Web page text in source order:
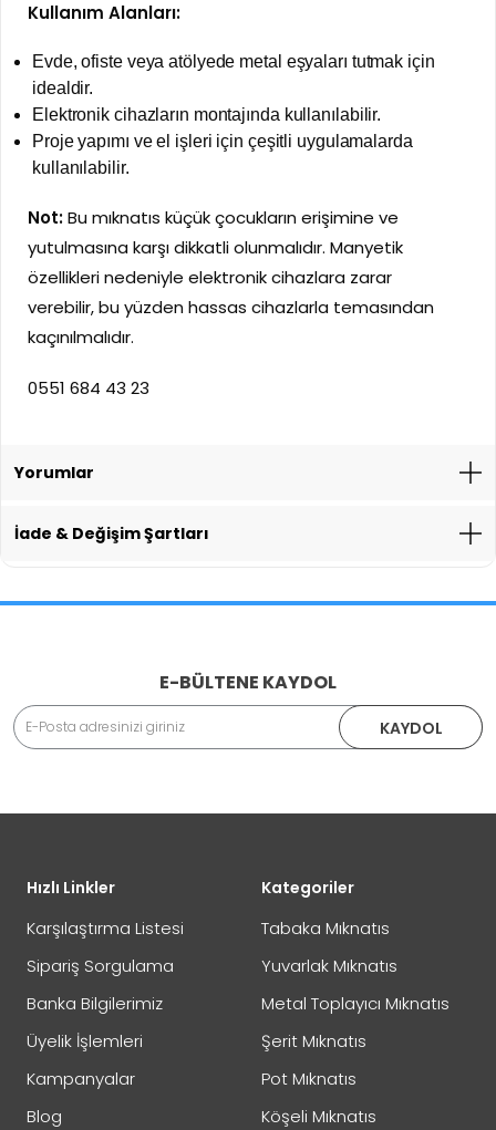
Kullanım Alanları:
Evde, ofiste veya atölyede metal eşyaları tutmak için
idealdir.
Elektronik cihazların montajında kullanılabilir.
Proje yapımı ve el işleri için çeşitli uygulamalarda
kullanılabilir.
Not:Bu mıknatıs küçük çocukların erişimine ve
yutulmasına karşı dikkatli olunmalıdır. Manyetik
özellikleri nedeniyle elektronik cihazlara zarar
verebilir, bu yüzden hassas cihazlarla temasından
kaçınılmalıdır.
0551 684 43 23
Yorumlar
Adınız Soyadınız
Yorumunuz
Not:HTML'e dönüştürülmez!
Oylama
Kötü
İade & Değişim Şartları
İade veya Değişim İşlemini Nasıl Yapabilirim?
DEĞİŞİM
E-BÜLTENE KAYDOL
KAYDOL
Hızlı Linkler
Karşılaştırma Listesi
Sipariş Sorgulama
Banka Bilgilerimiz
Üyelik İşlemleri
Kampanyalar
Blog
Kategoriler
Tabaka Mıknatıs
Yuvarlak Mıknatıs
Metal Toplayıcı Mıknatıs
Şerit Mıknatıs
Pot Mıknatıs
Köşeli Mıknatıs